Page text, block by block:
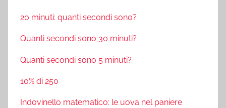
20 minuti: quanti secondi sono?
Quanti secondi sono 30 minuti?
Quanti secondi sono 5 minuti?
10% di 250
Indovinello matematico: le uova nel paniere